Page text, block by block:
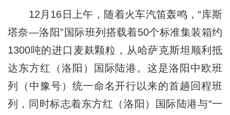
12月16日上午，随着火车汽笛轰鸣，“库斯
塔奈—洛阳”国际班列搭载着50个标准集装箱约
1300吨的进口麦麸颗粒，从哈萨克斯坦顺利抵
达东方红（洛阳）国际陆港。这是洛阳中欧班
列（中豫号）统一命名开行以来的首趟回程班
列，同时标志着东方红（洛阳）国际陆港与“一